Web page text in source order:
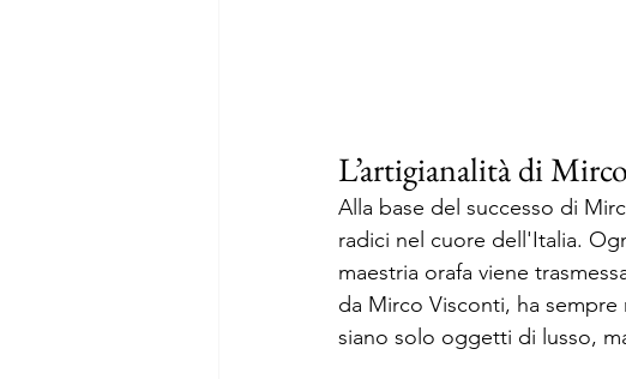
L’artigianalità di
Alla base del successo di
radici nel cuore dell'Italia.
maestria orafa viene
da Mirco Visconti, ha
siano solo oggetti di lusso,